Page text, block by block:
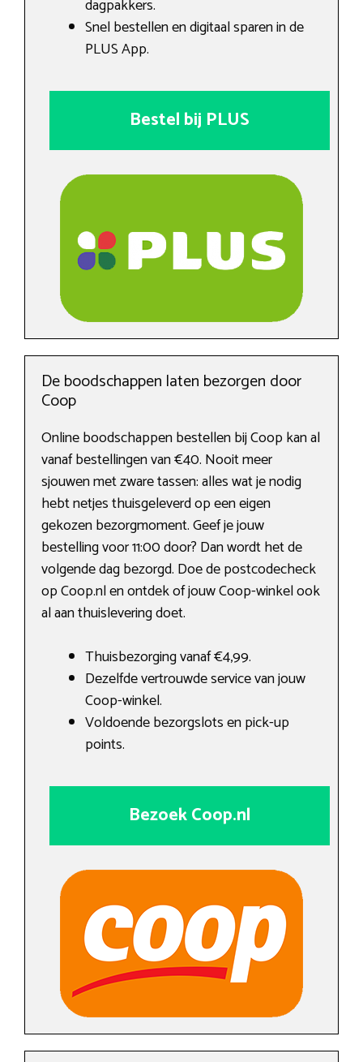
dagpakkers.
Snel bestellen en digitaal sparen in de
PLUS App.
Bestel bij PLUS
De boodschappen laten bezorgen door
Coop
Online boodschappen bestellen bij Coop kan al
vanaf bestellingen van €40. Nooit meer
sjouwen met zware tassen: alles wat je nodig
hebt netjes thuisgeleverd op een eigen
gekozen bezorgmoment. Geef je jouw
bestelling voor 11:00 door? Dan wordt het de
volgende dag bezorgd. Doe de postcodecheck
op Coop.nl en ontdek of jouw Coop-winkel ook
al aan thuislevering doet.
Thuisbezorging vanaf €4,99.
Dezelfde vertrouwde service van jouw
Coop-winkel.
Voldoende bezorgslots en pick-up
points.
Bezoek Coop.nl